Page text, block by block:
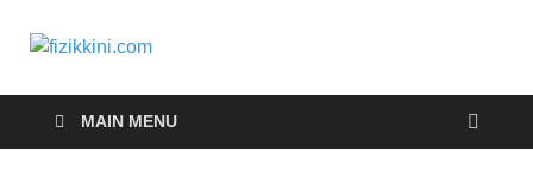
fizikkini.com
MAIN MENU